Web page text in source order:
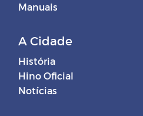
Manuais
A Cidade
História
Hino Oficial
Notícias